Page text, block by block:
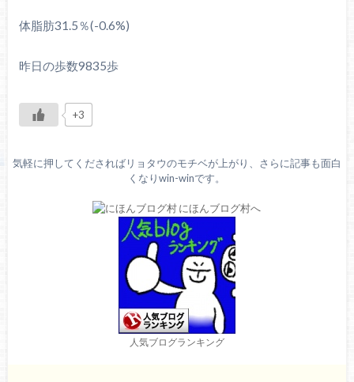
体脂肪31.5％(-0.6%)
昨日の歩数9835歩
+3
気軽に押してくださればリョタウのモチベが上がり、さらに記事も面白
くなりwin-winです。
人気ブログランキング